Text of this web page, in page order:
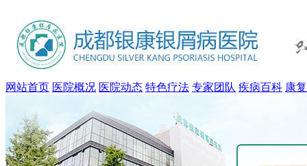
网站首页 医院概况 医院动态 特色疗法 专家团队 疾病百科 康